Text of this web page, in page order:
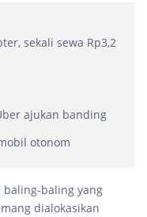
sekali sewa Rp3,2
ajukan banding
otonom
baling-baling yang
dialokasikan